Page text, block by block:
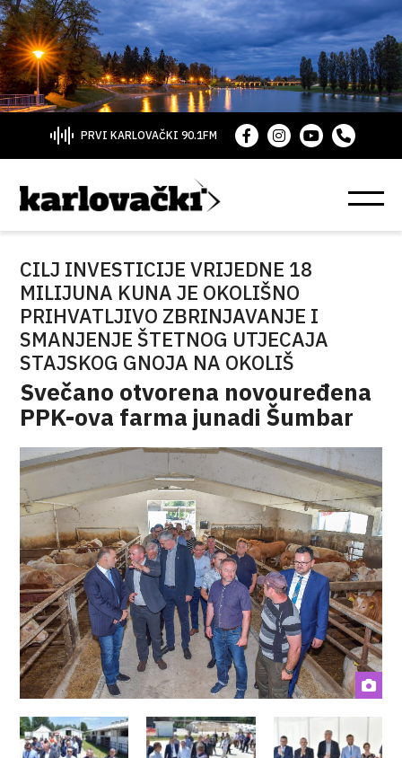
PRVI KARLOVAČKI 90.1FM
CILJ INVESTICIJE VRIJEDNE 18
MILIJUNA KUNA JE OKOLIŠNO
PRIHVATLJIVO ZBRINJAVANJE I
SMANJENJE ŠTETNOG UTJECAJA
STAJSKOG GNOJA NA OKOLIŠ
Svečano otvorena novouređena
PPK-ova farma junadi Šumbar